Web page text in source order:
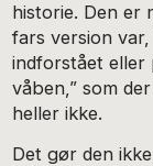
historie. Den er
fars version
indforstået eller
våben,” som
heller ikke.
Det gør den